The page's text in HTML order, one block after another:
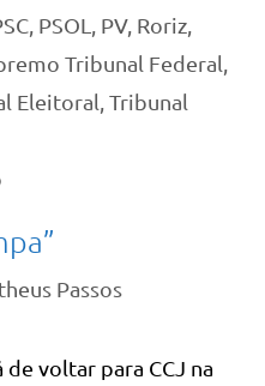
PSOL PV, Roriz
Tribunal Federal
Eleitoral Tribunal
Passos
voltar para CCJ na